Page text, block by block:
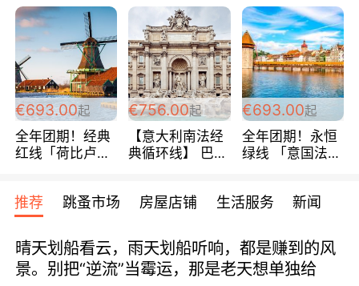
超爽玩遍西欧 循
环线 全程四星宾
馆 108欧/人/天
鲜！轻轻松松海
边爽玩三日游
288欧/人
法 巴黎上下 经
典五国四日游
488欧/人
€693.00起
全年团期！经典
红线「荷比卢德
天！巴黎上下！
包拼房~
€756.00起
【意大利南法经
典循环线】 巴黎
宾馆 108欧/天起
€693.00起
全年团期！永恒
绿线 「意国法
欧/天起 ~包拼房
推荐 跳蚤市场 房屋店铺 生活服务 新闻
晴天划船看云，雨天划船听响，都是赚到的风
景。别把“逆流”当霉运，那是老天想单独给